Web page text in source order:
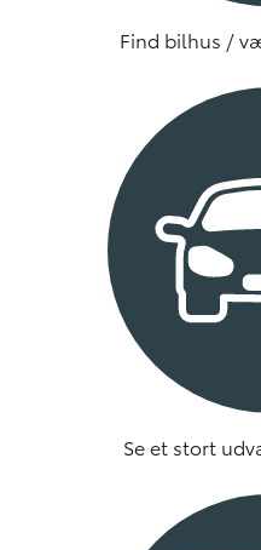
Find bilhus /
Se et stort